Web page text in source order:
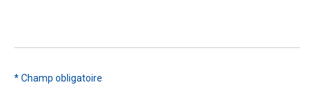
* Champ obligatoire